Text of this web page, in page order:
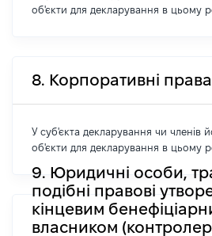
об'єкти для декларування в цьому
8. Корпоративні права
У суб'єкта декларування чи членів
об'єкти для декларування в цьому
9. Юридичні особи,
подібні правові
кінцевим
власником